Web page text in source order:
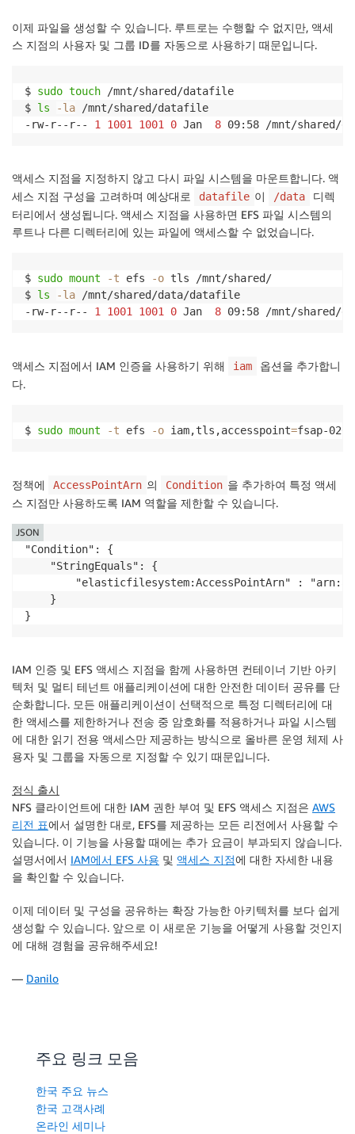
이제 파일을 생성할 수 있습니다. 루트로는 수행할 수 없지만, 액세
스 지점의 사용자 및 그룹 ID를 자동으로 사용하기 때문입니다.
$ sudo touch /mnt/shared/datafile
$ ls -la /mnt/shared/datafile
-rw-r--r-- 1 1001 1001 0 Jan 8 09:58 /mnt/shared/
액세스 지점을 지정하지 않고 다시 파일 시스템을 마운트합니다. 액
세스 지점 구성을 고려하며 예상대로
datafile 이 /data
디렉
터리에서 생성됩니다. 액세스 지점을 사용하면 EFS 파일 시스템의
루트나 다른 디렉터리에 있는 파일에 액세스할 수 없었습니다.
$ sudo mount -t efs -o tls /mnt/shared/
$ ls -la /mnt/shared/data/datafile
-rw-r--r-- 1 1001 1001 0 Jan 8 09:58 /mnt/shared/
액세스 지점에서 IAM 인증을 사용하기 위해 iam
옵션을 추가합니
다.
$ sudo mount -t efs -o iam,tls,accesspoint=fsap-
정책에 AccessPointArn 의 Condition 을 추가하여 특정 액세
스 지점만 사용하도록 IAM 역할을 제한할 수 있습니다.
"Condition": {
    "StringEquals": {
"elasticfilesystem:AccessPointArn" :
    }
}
JSON
IAM 인증 및 EFS 액세스 지점을 함께 사용하면 컨테이너 기반 아키
텍처 및 멀티 테넌트 애플리케이션에 대한 안전한 데이터 공유를 단
순화합니다. 모든 애플리케이션이 선택적으로 특정 디렉터리에 대
한 액세스를 제한하거나 전송 중 암호화를 적용하거나 파일 시스템
에 대한 읽기 전용 액세스만 제공하는 방식으로 올바른 운영 체제 사
용자 및 그룹을 자동으로 지정할 수 있기 때문입니다.
정식 출시
NFS 클라이언트에 대한 IAM 권한 부여 및 EFS 액세스 지점은 AWS
리전 표에서 설명한 대로, EFS를 제공하는 모든 리전에서 사용할 수
있습니다. 이 기능을 사용할 때에는 추가 요금이 부과되지 않습니다.
설명서에서 IAM에서 EFS 사용 및 액세스 지점에 대한 자세한 내용
을 확인할 수 있습니다.
이제 데이터 및 구성을 공유하는 확장 가능한 아키텍처를 보다 쉽게
생성할 수 있습니다. 앞으로 이 새로운 기능을 어떻게 사용할 것인지
에 대해 경험을 공유해주세요!
— Danilo
주요 링크 모음
한국 주요 뉴스
한국 고객사례
온라인 세미나